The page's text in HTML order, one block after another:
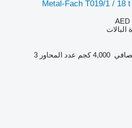
Metal-Fach T019/1 / 18
AED
البالات
4,000 كجم عدد المحاور 3